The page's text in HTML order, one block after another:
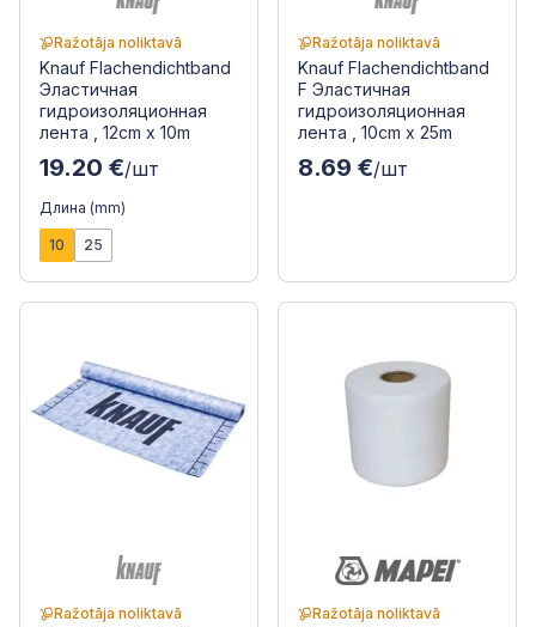
Ražotāja noliktavā
Knauf Flachendichtband
Эластичная
гидроизоляционная
лента , 12cm x 10m
19.20 €/шт
Длина (mm)
10 25
Ražotāja noliktavā
Knauf Flachendichtband
F Эластичная
гидроизоляционная
лента , 10cm x 25m
8.69 €/шт
Ražotāja noliktavā Ražotāja noliktavā